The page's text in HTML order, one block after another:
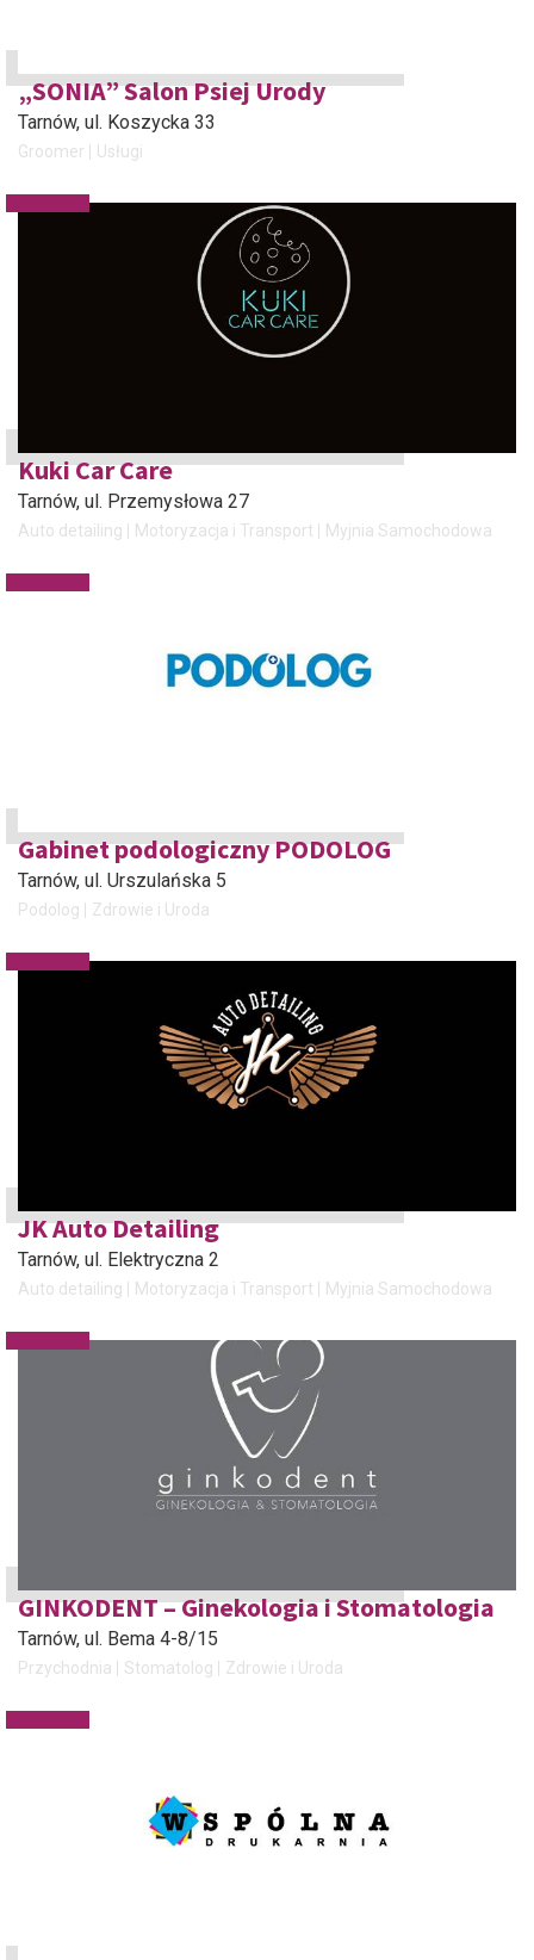
„SONIA” Salon Psiej Urody
Tarnów, ul. Koszycka 33
Groomer Usługi
Kuki Car Care
Tarnów, ul. Przemysłowa 27
Auto detailing Motoryzacja i Transport Myjnia Samochodowa
Gabinet podologiczny PODOLOG
Tarnów, ul. Urszulańska 5
Podolog Zdrowie i Uroda
JK Auto Detailing
Tarnów, ul. Elektryczna 2
Auto detailing Motoryzacja i Transport Myjnia Samochodowa
GINKODENT – Ginekologia i Stomatologia
Tarnów, ul. Bema 4-8/15
Przychodnia Stomatolog Zdrowie i Uroda